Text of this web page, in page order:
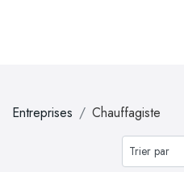
Entreprises Chauffagiste